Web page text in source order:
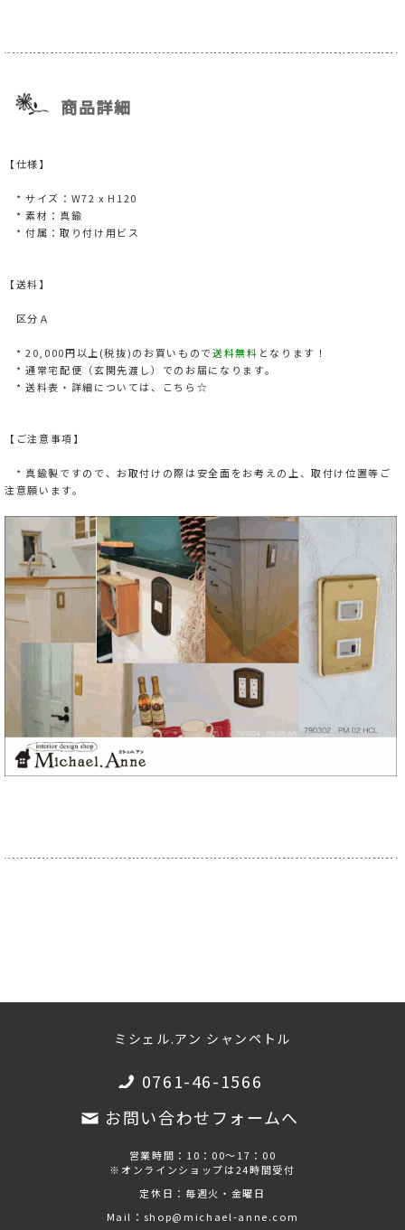
商品詳細
【仕様】
* サイズ：W72 x H120
* 素材：真鍮
* 付属：取り付け用ビス
【送料】
区分Ａ
* 20,000円以上(税抜)のお買いもので送料無料 となります！
* 通常宅配便（玄関先渡し）でのお届になります。
* 送料表・詳細については、
こちら☆
【ご注意事項】
* 真鍮製ですので、お取付けの際は安全面をお考えの上、取付け位置等ご
注意願います。
ミシェル.アン シャンペトル
0761-46-1566
お問い合わせフォームへ
営業時間：10：00～17：00
※オンラインショップは24時間受付
定休日：毎週火・金曜日
Mail：shop@michael-anne.com